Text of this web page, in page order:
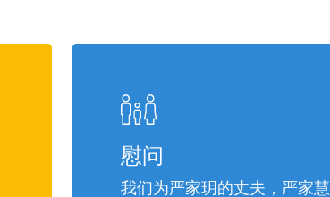
慰问
我们为严家玥的丈夫，严家慧